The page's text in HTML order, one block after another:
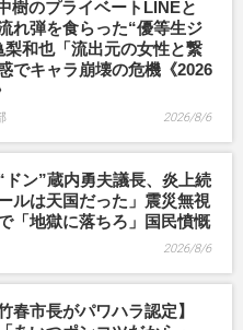
樹のプライベートLINEと
れ弾を食らった“優等生ジ
梨和也「流出元の女性と繋
でキャラ崩壊の危機《2026
2026/8/6
ドン”蔵内勇夫議長、炎上続
ルは天国だった」震災無視
「地獄に落ちろ」国民憤慨
2026/8/6
春市長がパワハラ認定】